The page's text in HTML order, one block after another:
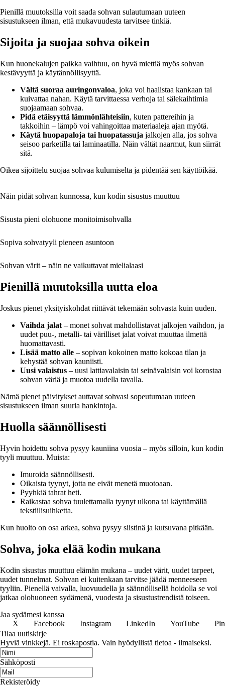
Pienillä muutoksilla voit saada sohvan sulautumaan uuteen
sisustukseen ilman, että mukavuudesta tarvitsee tinkiä.
Sijoita ja suojaa sohva oikein
Kun huonekalujen paikka vaihtuu, on hyvä miettiä myös sohvan
kestävyyttä ja käytännöllisyyttä.
Vältä suoraa auringonvaloa, joka voi haalistaa kankaan tai
kuivattaa nahan. Käytä tarvittaessa verhoja tai sälekaihtimia
suojaamaan sohvaa.
Pidä etäisyyttä lämmönlähteisiin, kuten pattereihin ja
takkoihin – lämpö voi vahingoittaa materiaaleja ajan myötä.
Käytä huopapaloja tai huopatassuja jalkojen alla, jos sohva
seisoo parketilla tai laminaatilla. Näin vältät naarmut, kun siirrät
sitä.
Oikea sijoittelu suojaa sohvaa kulumiselta ja pidentää sen käyttöikää.
Näin pidät sohvan kunnossa, kun kodin sisustus muuttuu
Sisusta pieni olohuone monitoimisohvalla
Sopiva sohvatyyli pieneen asuntoon
Sohvan värit – näin ne vaikuttavat mielialaasi
Pienillä muutoksilla uutta eloa
Joskus pienet yksityiskohdat riittävät tekemään sohvasta kuin uuden.
Vaihda jalat – monet sohvat mahdollistavat jalkojen vaihdon, ja
uudet puu-, metalli- tai värilliset jalat voivat muuttaa ilmettä
huomattavasti.
Lisää matto alle – sopivan kokoinen matto kokoaa tilan ja
kehystää sohvan kauniisti.
Uusi valaistus – uusi lattiavalaisin tai seinävalaisin voi korostaa
sohvan väriä ja muotoa uudella tavalla.
Nämä pienet päivitykset auttavat sohvasi sopeutumaan uuteen
sisustukseen ilman suuria hankintoja.
Huolla säännöllisesti
Hyvin hoidettu sohva pysyy kauniina vuosia – myös silloin, kun kodin
tyyli muuttuu. Muista:
Imuroida säännöllisesti.
Oikaista tyynyt, jotta ne eivät menetä muotoaan.
Pyyhkiä tahrat heti.
Raikastaa sohva tuulettamalla tyynyt ulkona tai käyttämällä
tekstiilisuihketta.
Kun huolto on osa arkea, sohva pysyy siistinä ja kutsuvana pitkään.
Sohva, joka elää kodin mukana
Kodin sisustus muuttuu elämän mukana – uudet värit, uudet tarpeet,
uudet tunnelmat. Sohvan ei kuitenkaan tarvitse jäädä menneeseen
tyyliin. Pienellä vaivalla, luovuudella ja säännöllisellä hoidolla se voi
jatkaa olohuoneen sydämenä, vuodesta ja sisustustrendistä toiseen.
Jaa sydämesi kanssa
X
Facebook Instagram LinkedIn YouTube
Tilaa uutiskirje
Hyviä vinkkejä. Ei roskapostia. Vain hyödyllistä tietoa - ilmaiseksi.
Sähköposti
Rekisteröidy